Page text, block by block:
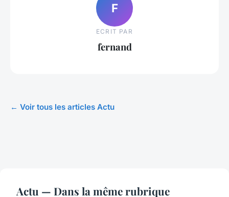
F
ECRIT PAR
fernand
← Voir tous les articles Actu
Actu — Dans la même rubrique